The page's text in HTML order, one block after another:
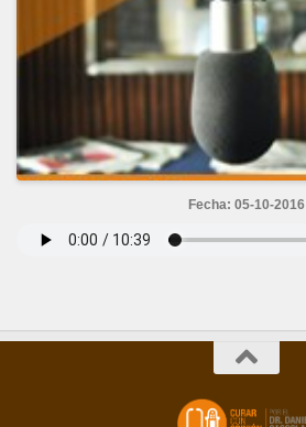
Fecha: 05-10-2016